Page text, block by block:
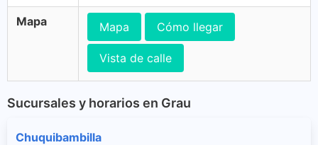
Mapa Mapa Cómo llegar
Vista de calle
Sucursales y horarios en Grau
Chuquibambilla